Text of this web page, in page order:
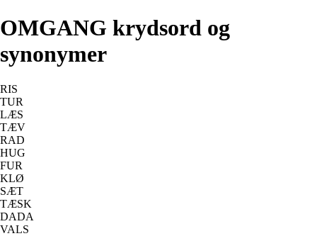
OMGANG krydsord og
synonymer
RIS
TUR
LÆS
TÆV
RAD
HUG
FUR
KLØ
SÆT
TÆSK
DADA
VALS